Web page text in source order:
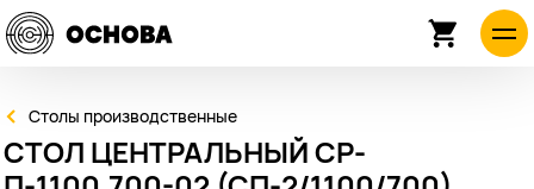
Столы производственные
СТОЛ ЦЕНТРАЛЬНЫЙ СР-